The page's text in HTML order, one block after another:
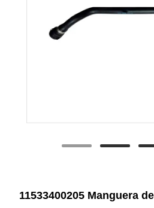
11533400205 Manguera